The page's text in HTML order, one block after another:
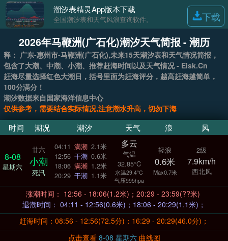
潮汐表精灵App版本下载
全国潮汐表和天气风浪查询软件。 下载
2026年马鞭洲(广石化)潮汐天气简报 - 潮历
释： 广东-惠州市-马鞭洲(广石化),未来15天潮汐表和天气情况简报，
包含了大潮、中潮、小潮、推荐赶海时间以及天气情况 - Eisk.Cn
赶海尽量选择红色大潮日，括号里面为赶海评分，越高赶海越简单，
100分满分！
潮汐数据来自国家海洋信息中心
仅供参考，需要结合实际情况,注意潮水升高，切勿下海
时间 潮况 潮汐 天气 浪 风
8-08
星期六
廿六
小潮
死汛
04:11 满潮 2.1米
12:56 干潮 0.6米
18:06 满潮 1.2米
20:29 干潮 1.1米
多云
气温
32.85°C
水温29.4°C
气压995hpa
轻浪
0.6米
Max0.7米
2级
7.9km/h
西北风
涨潮时间： 12:56 - 18:06(1.2米)；20:29 - 23:59(??米)
退潮时间： 04:11 - 12:56(0.6米)；18:06 - 20:29(1.1米)；
赶海时间：08:56 - 12:56(72.5分)；16:29 - 20:29(46.0分)；
点击查看
8-08 星期六 曲线图